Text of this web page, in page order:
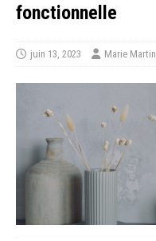
fonctionnelle
juin 13, 2023 Marie Martin